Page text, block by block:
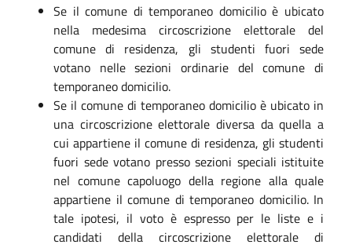
Se il comune di temporaneo domicilio è ubicato
nella medesima circoscrizione elettorale del
comune di residenza, gli studenti fuori sede
votano nelle sezioni ordinarie del comune di
temporaneo domicilio.
Se il comune di temporaneo domicilio è ubicato in
una circoscrizione elettorale diversa da quella a
cui appartiene il comune di residenza, gli studenti
fuori sede votano presso sezioni speciali istituite
nel comune capoluogo della regione alla quale
appartiene il comune di temporaneo domicilio. In
tale ipotesi, il voto è espresso per le liste e i
candidati della circoscrizione elettorale di